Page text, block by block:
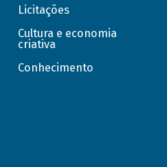
Licitações
Cultura e economia
criativa
Conhecimento